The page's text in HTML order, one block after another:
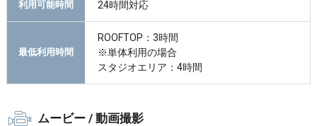
利用可能時間 24時間対応
最低利用時間
ROOFTOP：3時間
※単体利用の場合
スタジオエリア：4時間
ムービー / 動画撮影